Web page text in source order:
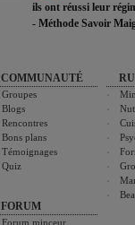
ils ont réussi leur
- Méthode Savoir
COMMUNAUTÉ
Groupes
Blogs
Rencontres
Bons plans
Témoignages
Quiz
FORUM
Forum minceur